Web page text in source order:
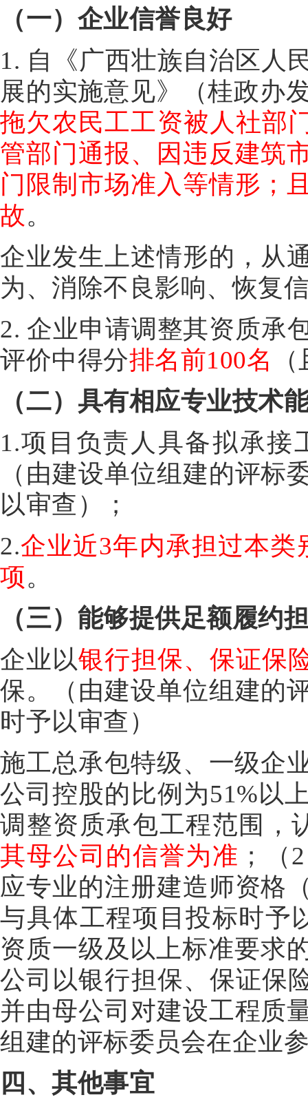
（一）企业信誉良好
1. 自《广西壮族自治区人
展的实施意见》（桂政办
拖欠农民工工资被人社部
管部门通报、因违反建筑
门限制市场准入等情形；
故。
企业发生上述情形的，从
为、消除不良影响、恢复
2. 企业申请调整其资质承
评价中得分排名前100名
（二）具有相应专业技术
1.项目负责人具备拟承接
（由建设单位组建的评标
以审查）；
2.企业近3年内承担过本
项。
（三）能够提供足额履约
企业以银行担保、保证保
保。（由建设单位组建的
时予以审查）
施工总承包特级、一级企
公司控股的比例为51%以
调整资质承包工程范围，
其母公司的信誉为准 ；（
应专业的注册建造师资格
与具体工程项目投标时予
资质一级及以上标准要求
公司以银行担保、保证保
并由母公司对建设工程质
组建的评标委员会在企业
四、其他事宜